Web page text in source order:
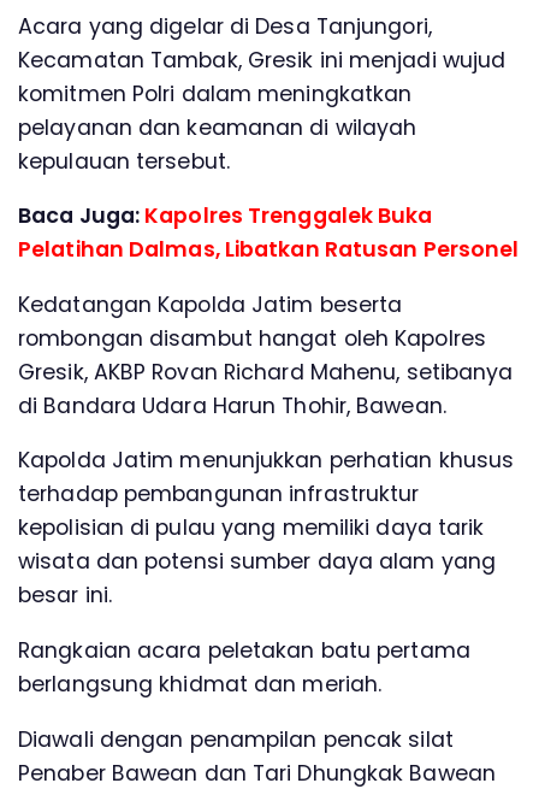
Acara yang digelar di Desa Tanjungori,
Kecamatan Tambak, Gresik ini menjadi wujud
komitmen Polri dalam meningkatkan
pelayanan dan keamanan di wilayah
kepulauan tersebut.
Baca Juga: Kapolres Trenggalek Buka
Pelatihan Dalmas, Libatkan Ratusan Personel
Kedatangan Kapolda Jatim beserta
rombongan disambut hangat oleh Kapolres
Gresik, AKBP Rovan Richard Mahenu, setibanya
di Bandara Udara Harun Thohir, Bawean.
Kapolda Jatim menunjukkan perhatian khusus
terhadap pembangunan infrastruktur
kepolisian di pulau yang memiliki daya tarik
wisata dan potensi sumber daya alam yang
besar ini.
Rangkaian acara peletakan batu pertama
berlangsung khidmat dan meriah.
Diawali dengan penampilan pencak silat
Penaber Bawean dan Tari Dhungkak Bawean